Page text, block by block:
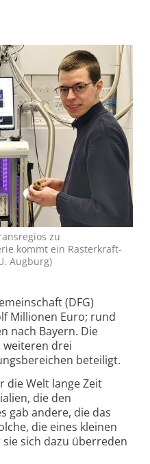
zu
kommt ein Raster­kraft­
Augburg)
(DFG)
Millionen Euro; rund
nach Bayern. Die
weiteren drei
beteiligt.
die Welt lange Zeit
die den
gab andere, die das
die eines kleinen
sich dazu überreden